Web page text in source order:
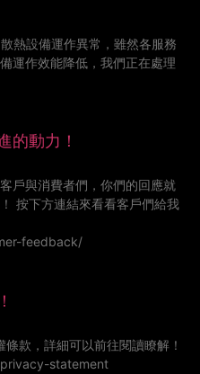
熱設備運作異常，雖然各服務
運作效能降低，我們正在處理
的動力！
戶與消費者們，你們的回應就
按下方連結來看看客戶們給我
feedback/
款，詳細可以前往閱讀瞭解！
statement